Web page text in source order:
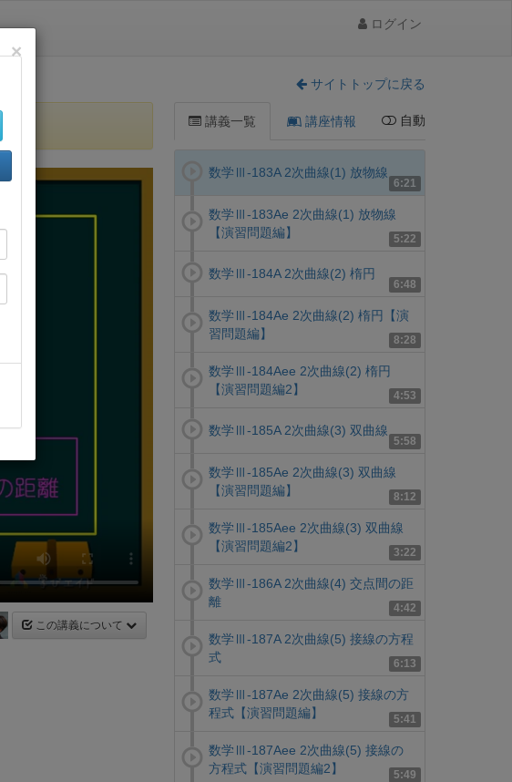
ログイン
サイトトップに戻る
この講義について
講義一覧 講座情報 自動
6:21
数学Ⅲ-183A 2次曲線(1) 放物線
5:22
数学Ⅲ-183Ae 2次曲線(1) 放物線
【演習問題編】
6:48
数学Ⅲ-184A 2次曲線(2) 楕円
8:28
数学Ⅲ-184Ae 2次曲線(2) 楕円【演
習問題編】
4:53
数学Ⅲ-184Aee 2次曲線(2) 楕円
【演習問題編2】
5:58
数学Ⅲ-185A 2次曲線(3) 双曲線
8:12
数学Ⅲ-185Ae 2次曲線(3) 双曲線
【演習問題編】
3:22
数学Ⅲ-185Aee 2次曲線(3) 双曲線
【演習問題編2】
4:42
数学Ⅲ-186A 2次曲線(4) 交点間の距
離
6:13
数学Ⅲ-187A 2次曲線(5) 接線の方程
式
5:41
数学Ⅲ-187Ae 2次曲線(5) 接線の方
程式【演習問題編】
5:49
数学Ⅲ-187Aee 2次曲線(5) 接線の
方程式【演習問題編2】
×